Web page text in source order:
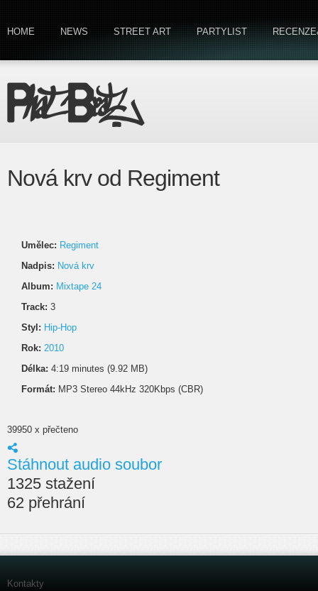
HOME NEWS STREET ART PARTYLIST
Nová krv od Regiment
Umělec: Regiment
Nadpis: Nová krv
Album: Mixtape 24
Track: 3
Styl: Hip-Hop
Rok: 2010
Délka: 4:19 minutes (9.92 MB)
Formát: MP3 Stereo 44kHz 320Kbps (CBR)
39950 x přečteno
Stáhnout audio soubor
1325 stažení
62 přehrání
Kontakty